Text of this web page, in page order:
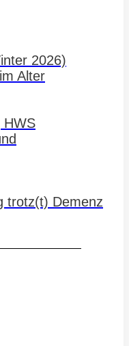
2026)
Alter
HWS
trotz(t) Demenz